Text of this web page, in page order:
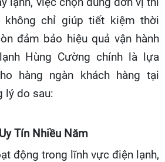
chỉ giúp tiết kiệm thời
đảm bảo hiệu quả vận hành
Hùng Cường chính là lựa
hàng ngàn khách hàng tại
lý do sau:
Tín Nhiều Năm
động trong lĩnh vực điện lạnh,